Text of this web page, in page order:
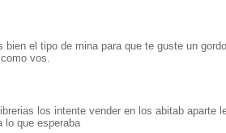
bien el tipo de mina para que te guste un
vos.
los intente vender en los abitab aparte
lo que esperaba